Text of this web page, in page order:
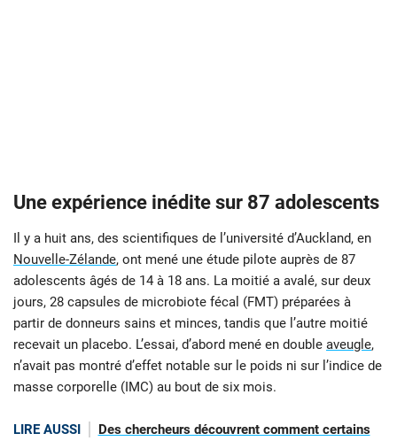
Une expérience inédite sur 87 adolescents
Il y a huit ans, des scientifiques de l’université d’Auckland, en
Nouvelle-Zélande, ont mené une étude pilote auprès de 87
adolescents âgés de 14 à 18 ans. La moitié a avalé, sur deux
jours, 28 capsules de microbiote fécal (FMT) préparées à
partir de donneurs sains et minces, tandis que l’autre moitié
recevait un placebo. L’essai, d’abord mené en double aveugle,
n’avait pas montré d’effet notable sur le poids ni sur l’indice de
masse corporelle (IMC) au bout de six mois.
LIRE AUSSI
Des chercheurs découvrent comment certains